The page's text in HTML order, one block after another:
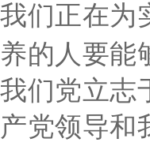
我们正在为
养的人要能
我们党立志
产党领导和